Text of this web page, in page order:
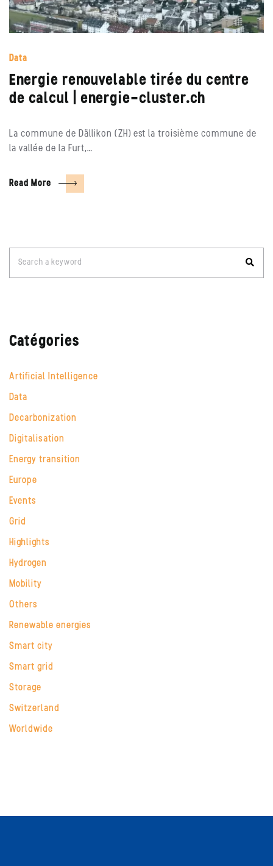
Data
Energie renouvelable tirée du centre
de calcul | energie-cluster.ch
La commune de Dällikon (ZH) est la troisième commune de
la vallée de la Furt,…
Read More
for:Search a keyword
Catégories
Artificial Intelligence
Data
Decarbonization
Digitalisation
Energy transition
Europe
Events
Grid
Highlights
Hydrogen
Mobility
Others
Renewable energies
Smart city
Smart grid
Storage
Switzerland
Worldwide